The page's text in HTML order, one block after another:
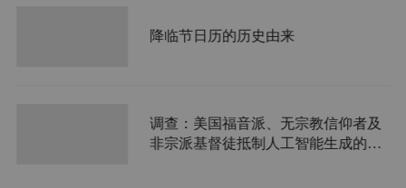
降临节日历的历史由来
调查：美国福音派、无宗教信仰者及
非宗派基督徒抵制人工智能生成的视